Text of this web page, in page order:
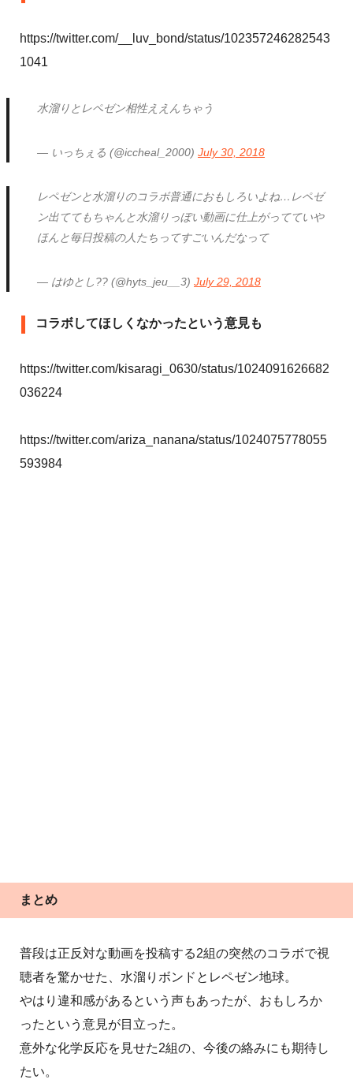
https://twitter.com/__luv_bond/status/102357246282543
1041
水溜りとレペゼン相性ええんちゃう
— いっちぇる (@iccheal_2000)July 30, 2018
レペゼンと水溜りのコラボ普通におもしろいよね…レペゼ
ン出ててもちゃんと水溜りっぽい動画に仕上がってていや
ほんと毎日投稿の人たちってすごいんだなって
— はゆとし?? (@hyts_jeu__3)July 29, 2018
コラボしてほしくなかったという意見も
https://twitter.com/kisaragi_0630/status/1024091626682
036224
https://twitter.com/ariza_nanana/status/1024075778055
593984
まとめ
普段は正反対な動画を投稿する2組の突然のコラボで視
聴者を驚かせた、水溜りボンドとレペゼン地球。
やはり違和感があるという声もあったが、おもしろか
ったという意見が目立った。
意外な化学反応を見せた2組の、今後の絡みにも期待し
たい。